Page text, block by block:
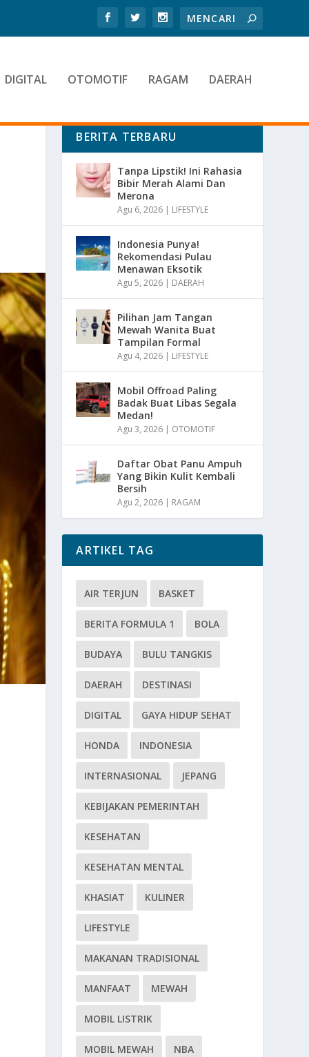
DIGITAL OTOMOTIF RAGAM DAERAH
BERITA TERBARU
Tanpa Lipstik! Ini Rahasia
Bibir Merah Alami Dan
Merona
Agu 6, 2026 | LIFESTYLE
Indonesia Punya!
Rekomendasi Pulau
Menawan Eksotik
Agu 5, 2026 | DAERAH
Pilihan Jam Tangan
Mewah Wanita Buat
Tampilan Formal
Agu 4, 2026 | LIFESTYLE
Mobil Offroad Paling
Badak Buat Libas Segala
Medan!
Agu 3, 2026 | OTOMOTIF
Daftar Obat Panu Ampuh
Yang Bikin Kulit Kembali
Bersih
Agu 2, 2026 | RAGAM
ARTIKEL TAG
AIR TERJUN BASKET
BERITA FORMULA 1 BOLA
BUDAYA BULU TANGKIS
DAERAH DESTINASI
DIGITAL GAYA HIDUP SEHAT
HONDA INDONESIA
INTERNASIONAL JEPANG
KEBIJAKAN PEMERINTAH
KESEHATAN
KESEHATAN MENTAL
KHASIAT KULINER
LIFESTYLE
MAKANAN TRADISIONAL
MANFAAT MEWAH
MOBIL LISTRIK
MOBIL MEWAH NBA